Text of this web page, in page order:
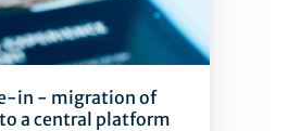
in - migration of
a central platform